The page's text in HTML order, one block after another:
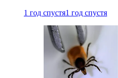
1 год спустя1 год спустя